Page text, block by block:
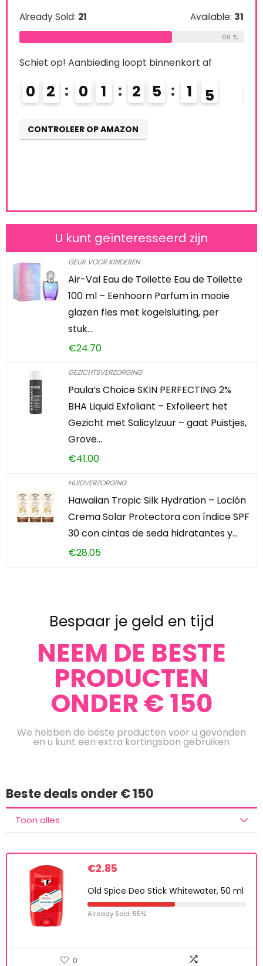
Already Sold: 21 Available: 31
68 %
Schiet op! Aanbieding loopt binnenkort af
0 2 0 1 2 5 1 3
4
CONTROLEER OP AMAZON
U kunt geïnteresseerd zijn
GEUR VOOR KINDEREN
Air-Val Eau de Toilette Eau de Toilette
100 ml – Eenhoorn Parfum in mooie
glazen fles met kogelsluiting, per
stuk…
€24.70
GEZICHTSVERZORGING
Paula’s Choice SKIN PERFECTING 2%
BHA Liquid Exfoliant – Exfolieert het
Gezicht met Salicylzuur – gaat Puistjes,
Grove…
€41.00
HUIDVERZORGING
Hawaiian Tropic Silk Hydration – Loción
Crema Solar Protectora con índice SPF
30 con cintas de seda hidratantes y…
€28.05
Bespaar je geld en tijd
NEEM DE BESTE
PRODUCTEN
ONDER € 150
We hebben de beste producten voor u gevonden
en u kunt een extra kortingsbon gebruiken
Beste deals onder € 150
Toon alles
€2.85
Old Spice Deo Stick Whitewater, 50 ml
Already Sold: 55%
0